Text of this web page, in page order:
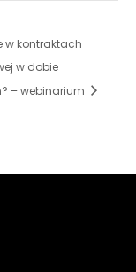
w kontraktach
w dobie
– webinarium